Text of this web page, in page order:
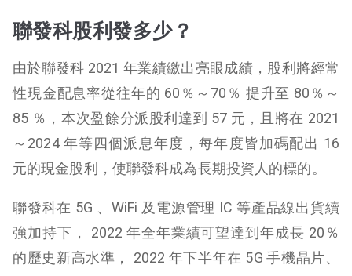
聯發科股利發多少？
由於聯發科 2021 年業績繳出亮眼成績，股利將經常
性現金配息率從往年的 60％～70％ 提升至 80％～
85 ％，本次盈餘分派股利達到 57 元，且將在 2021
～2024 年等四個派息年度，每年度皆加碼配出 16
元的現金股利，使聯發科成為長期投資人的標的。
聯發科在 5G 、WiFi 及電源管理 IC 等產品線出貨續
強加持下， 2022 年全年業績可望達到年成長 20％
的歷史新高水準， 2022 年下半年在 5G 手機晶片、